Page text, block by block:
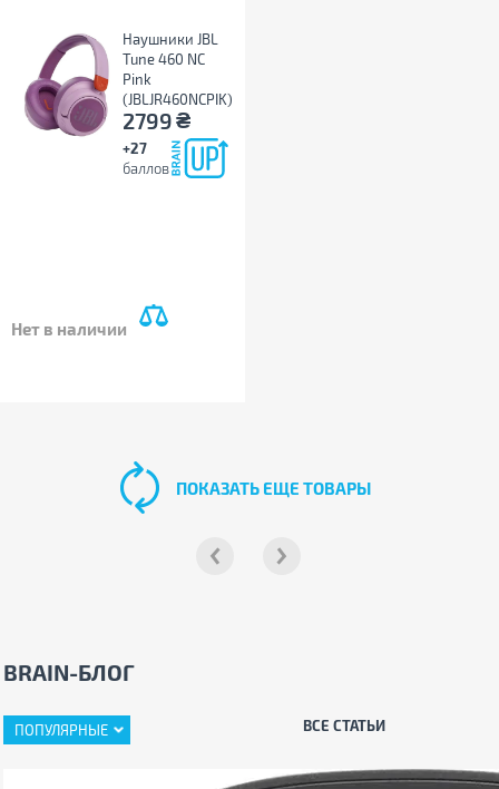
Наушники JBL
Tune 460 NC
Pink
(JBLJR460NCPIK)
2799₴
+27
баллов
Нет в наличии
ПОКАЗАТЬ ЕЩЕ ТОВАРЫ
BRAIN-БЛОГ
ПОПУЛЯРНЫЕ ВСЕ СТАТЬИ